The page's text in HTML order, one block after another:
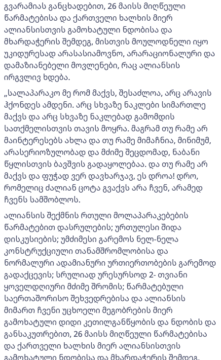
გვარამიას განცხადებით, 26 მაისს მიღწეული
წარმატებისა და ქართველი ხალხის მიერ
ალიანსისთვის გამოხატული ნდობისა და
მხარდაჭერის შემდეგ, მისთვის მოულოდნელი იყო
უკიდურესად არასასიამოვნო, არარაციონალური და
დამაზიანებელი მოვლენები, რაც ალიანსის
ირგვლივ ხდება.
„სალაპარაკო მე რომ მაქვს, შესაძლოა, არც არავის
ჰქონდეს ამდენი. არც სხვაზე ნაკლები სიმართლე
მაქვს და არც სხვაზე ნაკლებად გამომდის
სათქმელისთვის თავის მოყრა. მაგრამ თუ რამე არ
მაინტერესებს ახლა და თუ რამე მიმაჩნია, მინიმუმ,
არასერიოზულობად და მძიმე შეცდომად, ნაბანი
წყლისთვის ბავშვის გადაყოლებაა. და თუ რამე არ
მაქვს და ფუჭად ვერ დავხარჯავ, ეს დროა! დრო,
რომელიც ძალიან ცოტა გვაქვს არა ჩვენ, არამედ
ჩვენს სამშობლოს.
ალიანსის შექმნის რთული მოლაპარაკებების
წარმატებით დასრულების; ურთულესი შიდა
დისკუსიების; უმძიმესი გარემოს ნელ-ნელა
კონსტრუქციული თანამშრომლობისა და
ნორმალური ადამიანური ურთიერთობების გარემოდ
გადაქცევის; სრულიად ურესურსოდ 2- თვიანი
ყოველდღიური მძიმე შრომის; წარმატებული
საერთაშორისო შეხვედრებისა და ალიანსის
მიმართ ჩვენი უცხოელი მეგობრების მიერ
გამოხატული დიდი კეთილგანწყობის და ნდობის და
განსაკუთრებით, 26 მაისს მიღწეული წარმატებისა
და ქართველი ხალხის მიერ ალიანსისთვის
გამოხატული ნდობისა და მხარდაჭერის შემდეგ,